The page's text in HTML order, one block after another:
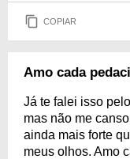
COPIAR
Amo cada
Já te falei isso
mas não me
ainda mais forte
meus olhos. Amo